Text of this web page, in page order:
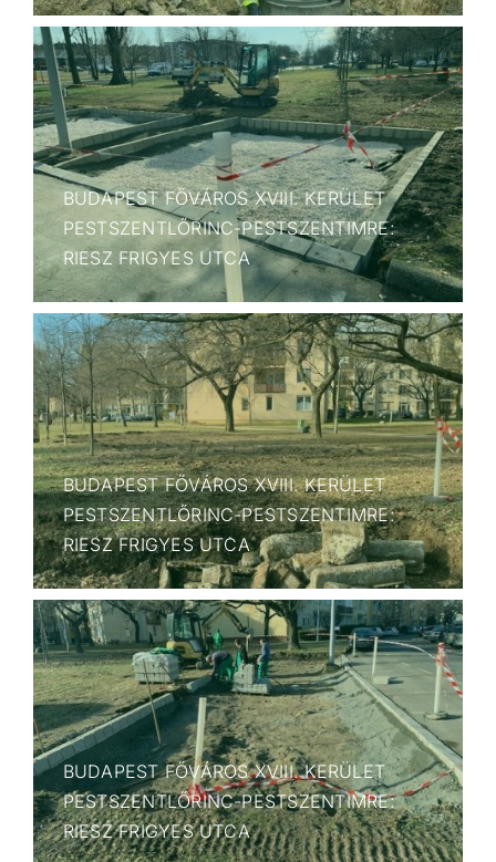
BUDAPEST FŐVÁROS XVIII. KERÜLET
PESTSZENTLŐRINC-PESTSZENTIMRE:
RIESZ FRIGYES UTCA
BUDAPEST FŐVÁROS XVIII. KERÜLET
PESTSZENTLŐRINC-PESTSZENTIMRE:
RIESZ FRIGYES UTCA
BUDAPEST FŐVÁROS XVIII. KERÜLET
PESTSZENTLŐRINC-PESTSZENTIMRE:
RIESZ FRIGYES UTCA